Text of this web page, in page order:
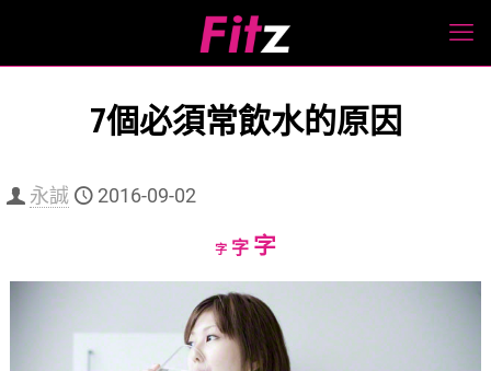
7個必須常飲水的原因
永誠 2016-09-02
字Decrease
size.
字Reset
size.
字Increase